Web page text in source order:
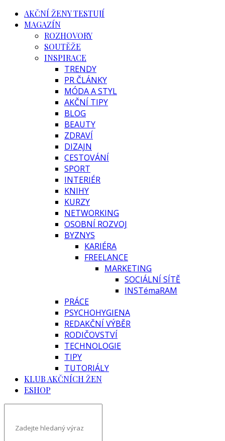
AKČNÍ ŽENY TESTUJÍ
MAGAZÍN
ROZHOVORY
SOUTĚŽE
INSPIRACE
TRENDY
PR ČLÁNKY
MÓDA A STYL
AKČNÍ TIPY
BLOG
BEAUTY
ZDRAVÍ
DIZAJN
CESTOVÁNÍ
SPORT
INTERIÉR
KNIHY
KURZY
NETWORKING
OSOBNÍ ROZVOJ
BYZNYS
KARIÉRA
FREELANCE
MARKETING
SOCIÁLNÍ SÍTĚ
INSTémaRAM
PRÁCE
PSYCHOHYGIENA
REDAKČNÍ VÝBĚR
RODIČOVSTVÍ
TECHNOLOGIE
TIPY
TUTORIÁLY
KLUB AKČNÍCH ŽEN
ESHOP